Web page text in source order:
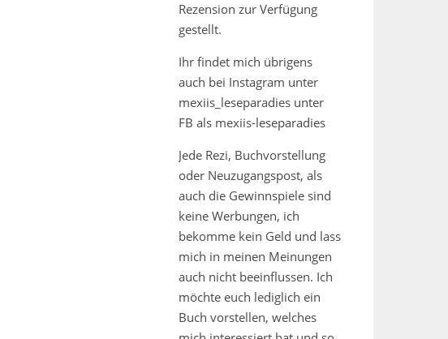
Rezension zur Verfügung
gestellt.
Ihr findet mich übrigens
auch bei Instagram unter
mexiis_leseparadies unter
FB als mexiis-leseparadies
Jede Rezi, Buchvorstellung
oder Neuzugangspost, als
auch die Gewinnspiele sind
keine Werbungen, ich
bekomme kein Geld und lass
mich in meinen Meinungen
auch nicht beeinflussen. Ich
möchte euch lediglich ein
Buch vorstellen, welches